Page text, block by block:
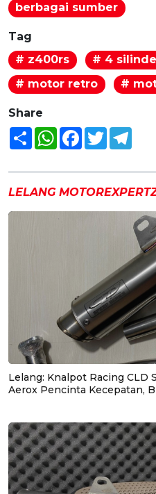
berbagai sumber
Tag
# z400rs
# 4
# motor retro
#
Share
Share WhatsAppFacebook
Twitter
LELANG
Lelang: Knalpot Racing CLD
Aerox Pencinta Kecepatan,